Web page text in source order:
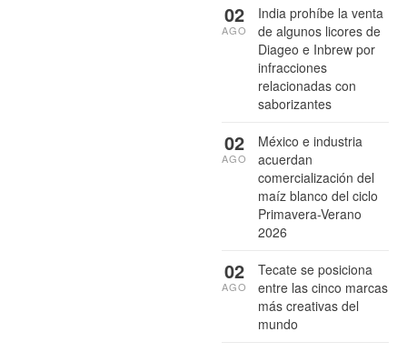
India prohíbe la venta
de algunos licores de
Diageo e Inbrew por
infracciones
relacionadas con
saborizantes
02
AGO
México e industria
acuerdan
comercialización del
maíz blanco del ciclo
Primavera-Verano
2026
02
AGO
Tecate se posiciona
entre las cinco marcas
más creativas del
mundo
02
AGO